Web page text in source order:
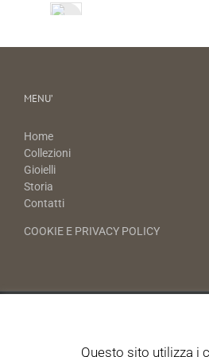
MENU’
Home
Collezioni
Gioielli
Storia
Contatti
COOKIE E PRIVACY POLICY
Questo sito utilizza i